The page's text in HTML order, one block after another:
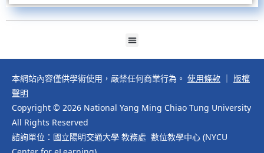
本網站內容僅供學術使用，嚴禁任何商業行為。 使用條款 ｜ 版權
聲明
Copyright © 2026 National Yang Ming Chiao Tung University
All Rights Reserved
諮詢單位：國立陽明交通大學 教務處 數位教學中心 (NYCU